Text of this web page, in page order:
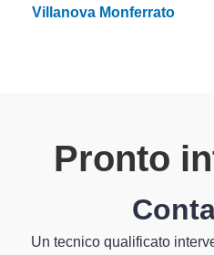
Villanova Monferrato
Pronto
Un tecnico qualificato